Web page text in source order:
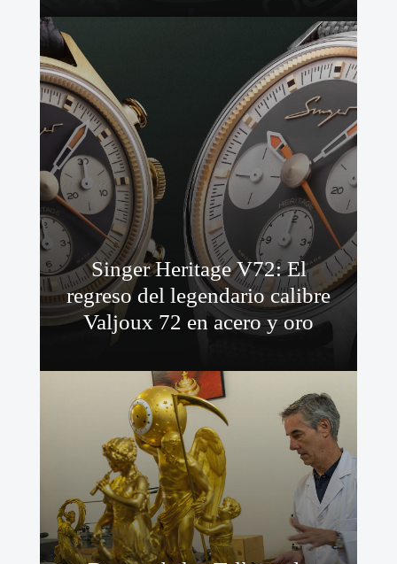
Singer Heritage V72: El
regreso del legendario calibre
Valjoux 72 en acero y oro